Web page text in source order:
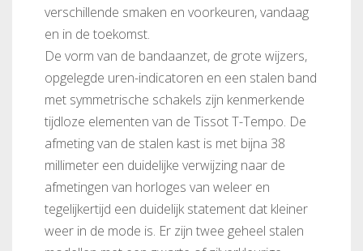
verschillende smaken en voorkeuren, vandaag
en in de toekomst.
De vorm van de bandaanzet, de grote wijzers,
opgelegde uren-indicatoren en een stalen band
met symmetrische schakels zijn kenmerkende
tijdloze elementen van de Tissot T-Tempo. De
afmeting van de stalen kast is met bijna 38
millimeter een duidelijke verwijzing naar de
afmetingen van horloges van weleer en
tegelijkertijd een duidelijk statement dat kleiner
weer in de mode is. Er zijn twee geheel stalen